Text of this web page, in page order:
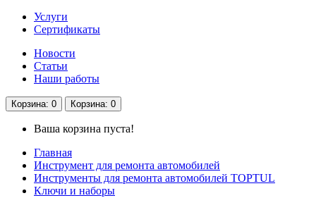
Услуги
Сертификаты
Новости
Статьи
Наши работы
Корзина: 0 Корзина: 0
Ваша корзина пуста!
Главная
Инструмент для ремонта автомобилей
Инструменты для ремонта автомобилей TOPTUL
Ключи и наборы